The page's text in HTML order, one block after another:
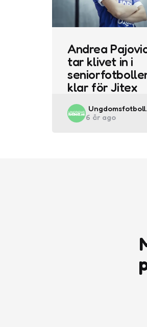
Andrea
tar klivet in i
klar för Jitex
Posted
by
6 år ago